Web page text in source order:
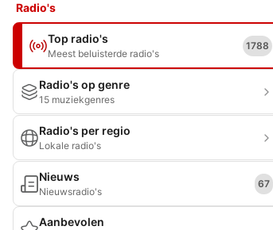
Radio's
Top radio's
Meest beluisterde radio's
1788
Radio's op genre
15 muziekgenres
Radio's per regio
Lokale radio's
Nieuws
Nieuwsradio's
67
Aanbevolen